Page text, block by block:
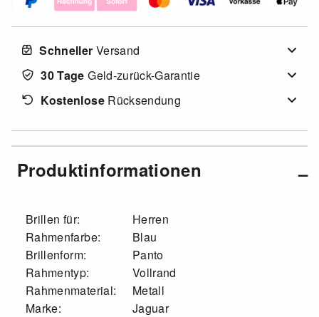
Schneller Versand
30 Tage Geld-zurück-Garantie
KostenloseRücksendung
Produktinformationen
Brillen für:
Herren
Rahmenfarbe:
Blau
Brillenform:
Panto
Rahmentyp:
Vollrand
Rahmenmaterial:
Metall
Marke:
Jaguar